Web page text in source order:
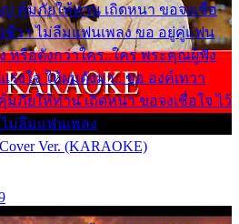
คุ้มภัยให้ท่าน เถิดหนา ขอจงเชื่อ
ชีวา ไม่ลืมแฟนเพลง ขอ อยู่คู่แฟน
ง หรือดังกว่าใคร..ใคร พระคุณผู้ฟัง
รงใจ ให้ผมดังมา.. ขอ องค์เทวา
ภัยให้ท่าน เถิดหนา ขอจงเชื่อใจ ไว้
ม่ลืมแฟนเพลง
Ver. (KARAOKE)